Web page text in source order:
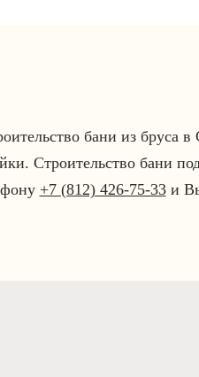
бани из бруса
Строительство бани
+7 (812) 426-75-33и Вы